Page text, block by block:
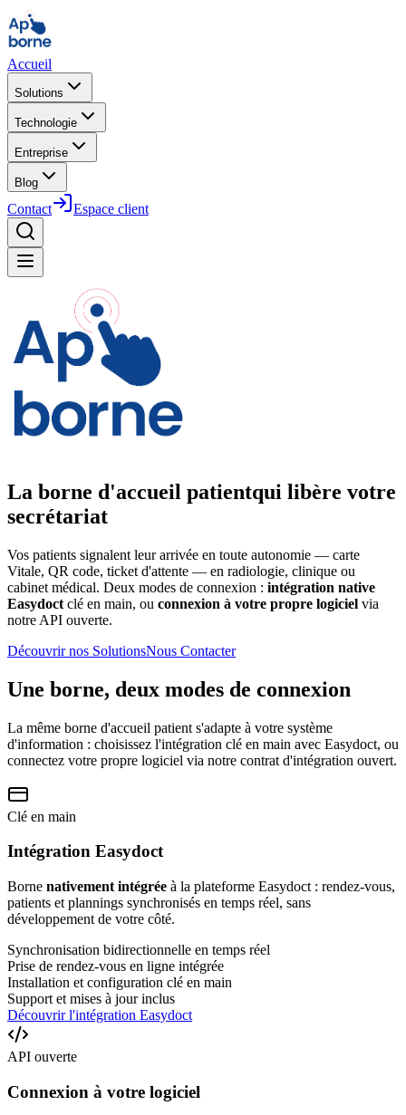
Accueil
Solutions
Technologie
Entreprise
Blog
Contact Espace client
La borne d'accueil patientqui libère votre
secrétariat
Vos patients signalent leur arrivée en toute autonomie — carte
Vitale, QR code, ticket d'attente — en radiologie, clinique ou
cabinet médical. Deux modes de connexion : intégration native
Easydoct clé en main, ou connexion à votre propre logiciel via
notre API ouverte.
Découvrir nos SolutionsNous Contacter
Une borne, deux modes de connexion
La même borne d'accueil patient s'adapte à votre système
d'information : choisissez l'intégration clé en main avec Easydoct, ou
connectez votre propre logiciel via notre contrat d'intégration ouvert.
Clé en main
Intégration Easydoct
Borne nativement intégrée à la plateforme Easydoct : rendez-vous,
patients et plannings synchronisés en temps réel, sans
développement de votre côté.
Synchronisation bidirectionnelle en temps réel
Prise de rendez-vous en ligne intégrée
Installation et configuration clé en main
Support et mises à jour inclus
Découvrir l'intégration Easydoct
API ouverte
Connexion à votre logiciel